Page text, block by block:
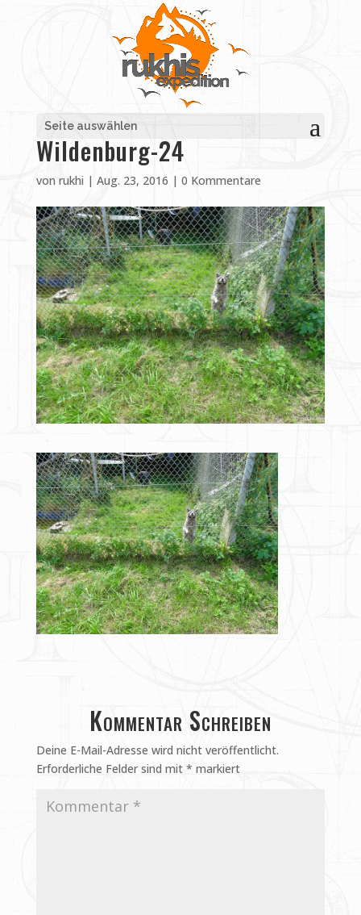
Seite auswählen
Wildenburg-24
von rukhi | Aug. 23, 2016 | 0 Kommentare
Kommentar Schreiben
Deine E-Mail-Adresse wird nicht veröffentlicht.
Erforderliche Felder sind mit * markiert